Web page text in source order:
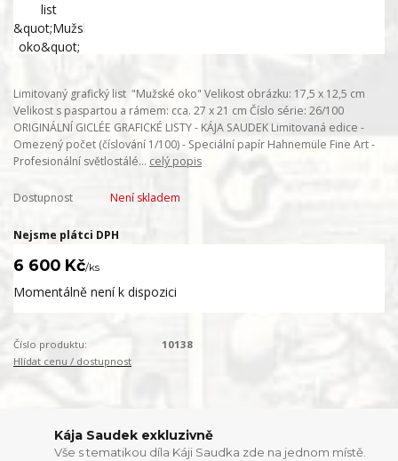
Limitovaný grafický list "Mužské oko" Velikost obrázku: 17,5 x 12,5 cm
Velikost s paspartou a rámem: cca. 27 x 21 cm Číslo série: 26/100
ORIGINÁLNÍ GICLÉE GRAFICKÉ LISTY - KÁJA SAUDEK Limitovaná edice -
Omezený počet (číslování 1/100) - Speciální papír Hahnemüle Fine Art -
Profesionální světlostálé... celý popis
Dostupnost Není skladem
Nejsme plátci DPH
6 600 Kč/ks
Momentálně není k dispozici
Číslo produktu:
10138
Hlídat cenu / dostupnost
Kája Saudek exkluzivně
Vše s tematikou díla Káji Saudka zde na jednom místě.